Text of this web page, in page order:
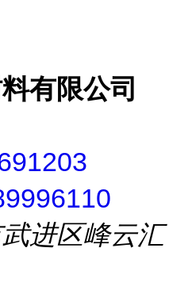
有限公司
进区峰云汇